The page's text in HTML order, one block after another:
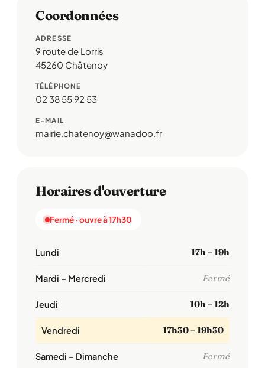
Coordonnées
ADRESSE
9 route de Lorris
45260 Châtenoy
TÉLÉPHONE
02 38 55 92 53
E-MAIL
mairie.chatenoy@wanadoo.fr
Horaires d'ouverture
Fermé · ouvre à 17h30
Lundi 17h – 19h
Mardi – Mercredi Fermé
Jeudi 10h – 12h
Vendredi 17h30 – 19h30
Samedi – Dimanche Fermé